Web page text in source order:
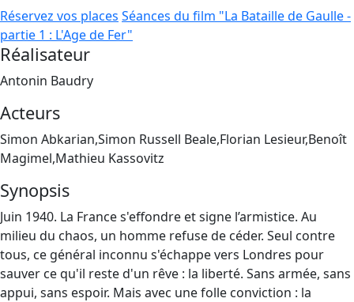
Réservez vos places Séances du film "La Bataille de Gaulle -
partie 1 : L'Age de Fer"
Réalisateur
Antonin Baudry
Acteurs
Simon Abkarian,Simon Russell Beale,Florian Lesieur,Benoît
Magimel,Mathieu Kassovitz
Synopsis
Juin 1940. La France s'effondre et signe l’armistice. Au
milieu du chaos, un homme refuse de céder. Seul contre
tous, ce général inconnu s'échappe vers Londres pour
sauver ce qu'il reste d'un rêve : la liberté. Sans armée, sans
appui, sans espoir. Mais avec une folle conviction : la